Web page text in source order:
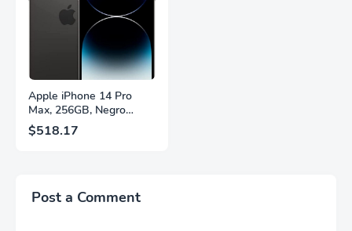
Fuente,
LS27FG532ENXZA
Apple iPhone 14 Pro
Max, 256GB, Negro
Espacial - Desbloqueado
(Renovado)
$518.17
Post a Comment